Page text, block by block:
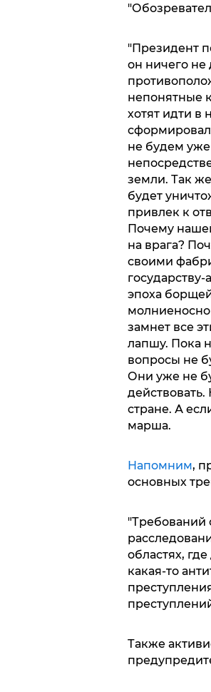
"Президент
он ничего не
непонятные
хотят идти в
не будем
земли. Так
будет
привлек к
Почему
на врага?
своими
эпоха
замнет все
лапшу. Пока
вопросы не
Они уже не
стране. А
марша.
Напомним,
основных
"Требований
областях,
какая-то
Также